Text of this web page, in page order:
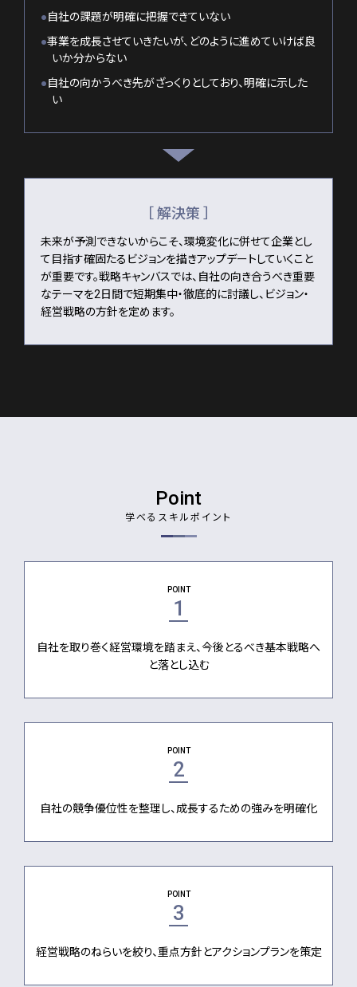
●自社の課題が明確に把握できていない
●事業を成長させていきたいが、どのように進めていけば良
いか分からない
●自社の向かうべき先がざっくりとしており、明確に示した
い
［ 解決策 ］
未来が予測できないからこそ、環境変化に併せて企業とし
て目指す確固たるビジョンを描きアップデートしていくこと
が重要です。戦略キャンバスでは、自社の向き合うべき重要
なテーマを2日間で短期集中・徹底的に討議し、ビジョン・
経営戦略の方針を定めます。
Point
学べるスキルポイント
POINT
1
自社を取り巻く経営環境を踏まえ、今後とるべき基本戦略へ
と落とし込む
POINT
2
自社の競争優位性を整理し、成長するための強みを明確化
POINT
3
経営戦略のねらいを絞り、重点方針とアクションプランを策定